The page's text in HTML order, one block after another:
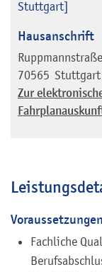
Stuttgart]
Hausanschrift
70565 Stuttgart
Zur
Voraussetzungen
Fachliche